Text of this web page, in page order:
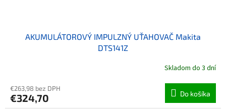
AKUMULÁTOROVÝ IMPULZNÝ UŤAHOVAČ Makita
DTS141Z
Skladom do 3 dní
€263,98 bez DPH
€324,70 Do košíka